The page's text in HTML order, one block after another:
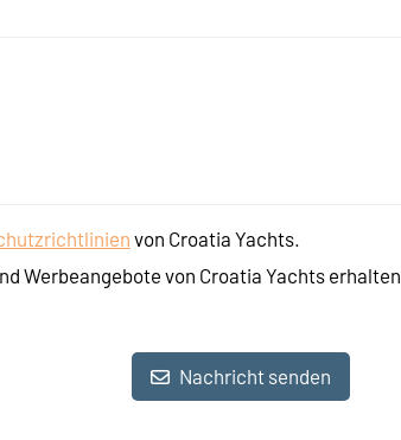
von Croatia Yachts.
Werbeangebote von Croatia Yachts erhalten.
Nachricht senden